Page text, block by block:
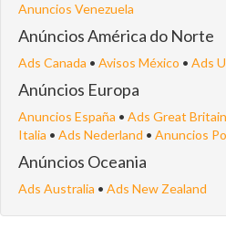
Anuncios Venezuela
Anúncios América do Norte
Ads Canada • Avisos México • Ads
Anúncios Europa
Anuncios España • Ads Great Britain
Italia • Ads Nederland • Anuncios
Anúncios Oceania
Ads Australia • Ads New Zealand